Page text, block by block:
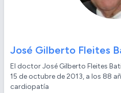
José Gilberto Fleites
El doctor José Gilberto Fleites
15 de octubre de 2013, a los 88
cardiopatía